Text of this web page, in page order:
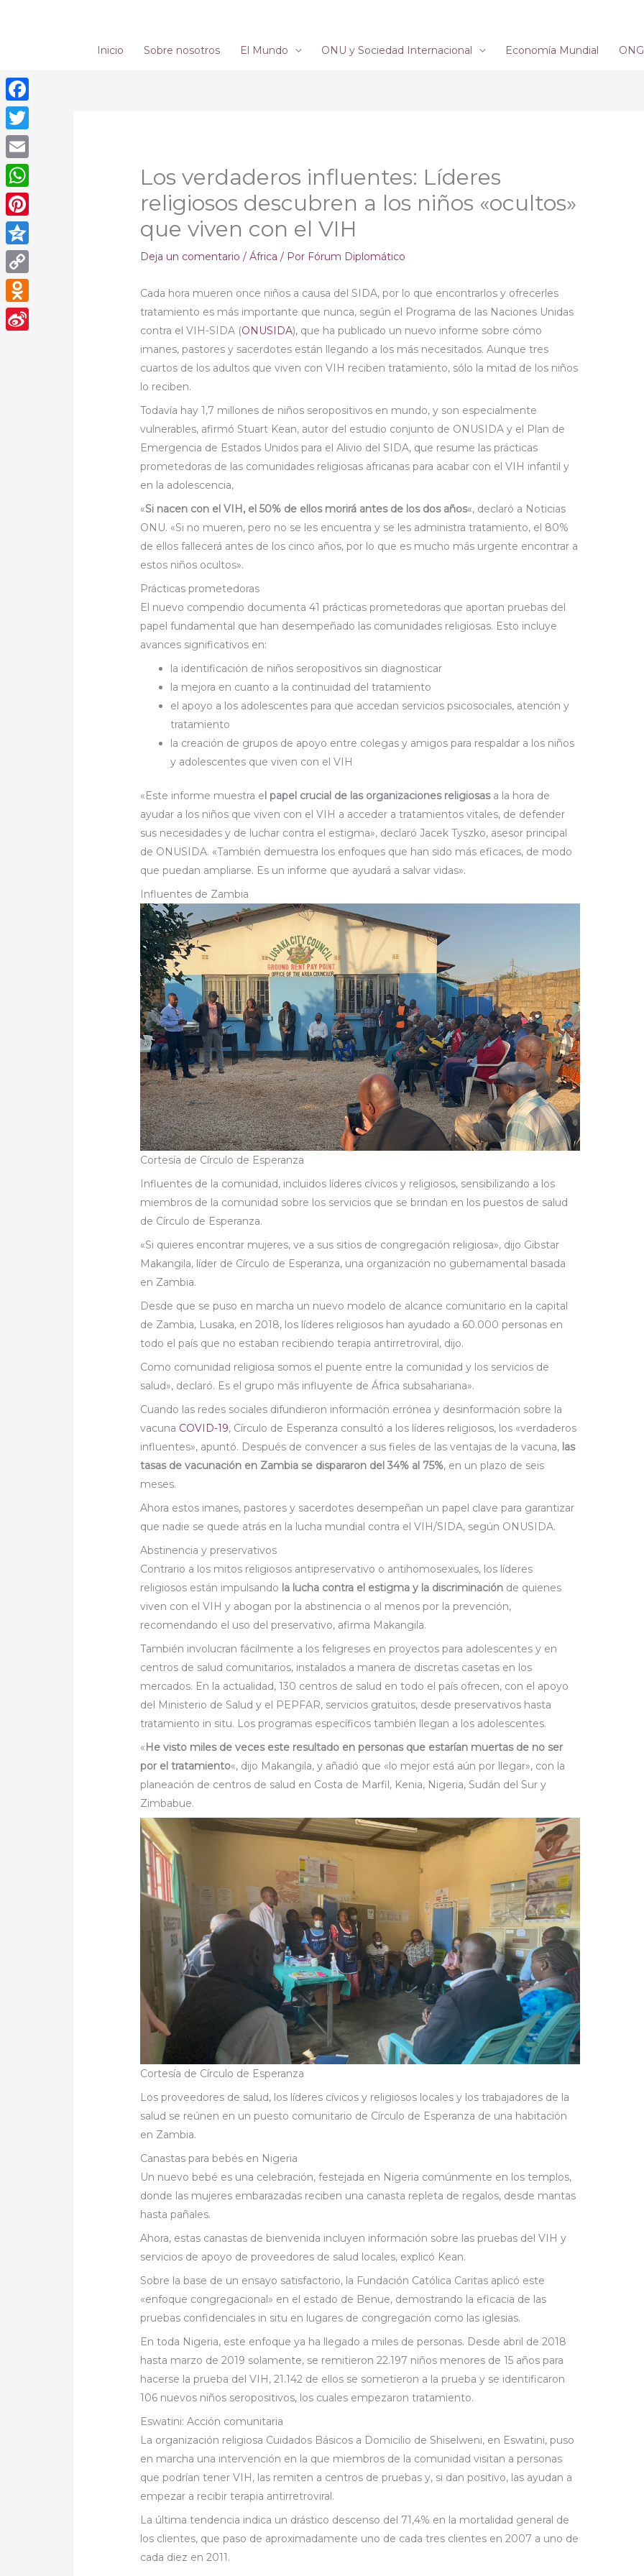
Inicio Sobre nosotros El Mundo ONU y Sociedad Internacional Economía Mundial
Los verdaderos influentes: Líderes
religiosos descubren a los niños «ocultos»
que viven con el VIH
Deja un comentario /África / Por Fórum Diplomático
Cada hora mueren once niños a causa del SIDA, por lo que encontrarlos y ofrecerles
tratamiento es más importante que nunca, según el Programa de las Naciones Unidas
contra el VIH-SIDA (ONUSIDA), que ha publicado un nuevo informe sobre cómo
imanes, pastores y sacerdotes están llegando a los más necesitados. Aunque tres
cuartos de los adultos que viven con VIH reciben tratamiento, sólo la mitad de los niños
lo reciben.
Todavía hay 1,7 millones de niños seropositivos en mundo, y son especialmente
vulnerables, afirmó Stuart Kean, autor del estudio conjunto de ONUSIDA y el Plan de
Emergencia de Estados Unidos para el Alivio del SIDA, que resume las prácticas
prometedoras de las comunidades religiosas africanas para acabar con el VIH infantil y
en la adolescencia,
«Si nacen con el VIH, el 50% de ellos morirá antes de los dos años«, declaró a Noticias
ONU. «Si no mueren, pero no se les encuentra y se les administra tratamiento, el 80%
de ellos fallecerá antes de los cinco años, por lo que es mucho más urgente encontrar a
estos niños ocultos».
Prácticas prometedoras
El nuevo compendio documenta 41 prácticas prometedoras que aportan pruebas del
papel fundamental que han desempeñado las comunidades religiosas. Esto incluye
avances significativos en:
la identificación de niños seropositivos sin diagnosticar
la mejora en cuanto a la continuidad del tratamiento
el apoyo a los adolescentes para que accedan servicios psicosociales, atención y
tratamiento
la creación de grupos de apoyo entre colegas y amigos para respaldar a los niños
y adolescentes que viven con el VIH
«Este informe muestra el papel crucial de las organizaciones religiosasa la hora de
ayudar a los niños que viven con el VIH a acceder a tratamientos vitales, de defender
sus necesidades y de luchar contra el estigma», declaró Jacek Tyszko, asesor principal
de ONUSIDA. «También demuestra los enfoques que han sido más eficaces, de modo
que puedan ampliarse. Es un informe que ayudará a salvar vidas».
Influentes de Zambia
Cortesía de Círculo de Esperanza
Influentes de la comunidad, incluidos líderes cívicos y religiosos, sensibilizando a los
miembros de la comunidad sobre los servicios que se brindan en los puestos de salud
de Círculo de Esperanza.
«Si quieres encontrar mujeres, ve a sus sitios de congregación religiosa», dijo Gibstar
Makangila, líder de Círculo de Esperanza, una organización no gubernamental basada
en Zambia.
Desde que se puso en marcha un nuevo modelo de alcance comunitario en la capital
de Zambia, Lusaka, en 2018, los líderes religiosos han ayudado a 60.000 personas en
todo el país que no estaban recibiendo terapia antirretroviral, dijo.
Como comunidad religiosa somos el puente entre la comunidad y los servicios de
salud», declaró. Es el grupo más influyente de África subsahariana».
Cuando las redes sociales difundieron información errónea y desinformación sobre la
vacuna COVID-19, Círculo de Esperanza consultó a los líderes religiosos, los «verdaderos
influentes», apuntó. Después de convencer a sus fieles de las ventajas de la vacuna, las
tasas de vacunación en Zambia se dispararon del 34% al 75%, en un plazo de seis
meses.
Ahora estos imanes, pastores y sacerdotes desempeñan un papel clave para garantizar
que nadie se quede atrás en la lucha mundial contra el VIH/SIDA, según ONUSIDA.
Abstinencia y preservativos
Contrario a los mitos religiosos antipreservativo o antihomosexuales, los líderes
religiosos están impulsando la lucha contra el estigma y la discriminación de quienes
viven con el VIH y abogan por la abstinencia o al menos por la prevención,
recomendando el uso del preservativo, afirma Makangila.
También involucran fácilmente a los feligreses en proyectos para adolescentes y en
centros de salud comunitarios, instalados a manera de discretas casetas en los
mercados. En la actualidad, 130 centros de salud en todo el país ofrecen, con el apoyo
del Ministerio de Salud y el PEPFAR, servicios gratuitos, desde preservativos hasta
tratamiento in situ. Los programas específicos también llegan a los adolescentes.
«He visto miles de veces este resultado en personas que estarían muertas de no ser
por el tratamiento«, dijo Makangila, y añadió que «lo mejor está aún por llegar», con la
planeación de centros de salud en Costa de Marfil, Kenia, Nigeria, Sudán del Sur y
Zimbabue.
Cortesía de Círculo de Esperanza
Los proveedores de salud, los líderes cívicos y religiosos locales y los trabajadores de la
salud se reúnen en un puesto comunitario de Círculo de Esperanza de una habitación
en Zambia.
Canastas para bebés en Nigeria
Un nuevo bebé es una celebración, festejada en Nigeria comúnmente en los templos,
donde las mujeres embarazadas reciben una canasta repleta de regalos, desde mantas
hasta pañales.
Ahora, estas canastas de bienvenida incluyen información sobre las pruebas del VIH y
servicios de apoyo de proveedores de salud locales, explicó Kean.
Sobre la base de un ensayo satisfactorio, la Fundación Católica Caritas aplicó este
«enfoque congregacional» en el estado de Benue, demostrando la eficacia de las
pruebas confidenciales in situ en lugares de congregación como las iglesias.
En toda Nigeria, este enfoque ya ha llegado a miles de personas. Desde abril de 2018
hasta marzo de 2019 solamente, se remitieron 22.197 niños menores de 15 años para
hacerse la prueba del VIH, 21.142 de ellos se sometieron a la prueba y se identificaron
106 nuevos niños seropositivos, los cuales empezaron tratamiento.
Eswatini: Acción comunitaria
La organización religiosa Cuidados Básicos a Domicilio de Shiselweni, en Eswatini, puso
en marcha una intervención en la que miembros de la comunidad visitan a personas
que podrían tener VIH, las remiten a centros de pruebas y, si dan positivo, las ayudan a
empezar a recibir terapia antirretroviral.
La última tendencia indica un drástico descenso del 71,4% en la mortalidad general de
los clientes, que paso de aproximadamente uno de cada tres clientes en 2007 a uno de
cada diez en 2011.
Facebook
Twitter
Email
WhatsApp
Pinterest
Qzone
Copy
Link
Odnoklassniki